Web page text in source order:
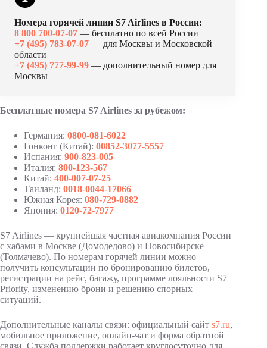
Номера горячей линии S7 Airlines в России:
8 800 700-07-07 — бесплатно по всей России
+7 (495) 783-07-07 — для Москвы и Московской
области
+7 (495) 777-99-99 — дополнительный номер для
Москвы
Бесплатные номера S7 Airlines за рубежом:
Германия: 0800-081-6022
Гонконг (Китай): 00852-3077-5557
Испания: 900-823-005
Италия: 800-123-567
Китай: 400-007-07-25
Таиланд: 0018-0044-17066
Южная Корея: 080-729-0882
Япония: 0120-72-7977
S7 Airlines — крупнейшая частная авиакомпания России
с хабами в Москве (Домодедово) и Новосибирске
(Толмачево). По номерам горячей линии можно
получить консультации по бронированию билетов,
регистрации на рейс, багажу, программе лояльности S7
Priority, изменению брони и решению спорных
ситуаций.
Дополнительные каналы связи: официальный сайт s7.ru,
мобильное приложение, онлайн-чат и форма обратной
связи. Служба поддержки работает круглосуточно для